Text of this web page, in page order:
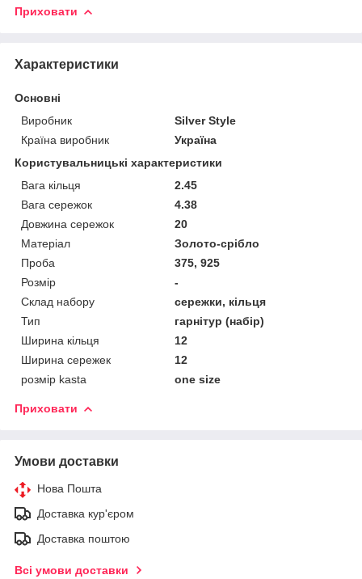
Приховати
Характеристики
Основні
Виробник
Silver Style
Країна виробник
Україна
Користувальницькі характеристики
Вага кільця
2.45
Вага сережок
4.38
Довжина сережок
20
Матеріал
Золото-срібло
Проба
375, 925
Розмір
-
Склад набору
сережки, кільця
Тип
гарнітур (набір)
Ширина кільця
12
Ширина сережек
12
розмір kasta
one size
Приховати
Умови доставки
Нова Пошта
Доставка кур'єром
Доставка поштою
Всі умови доставки